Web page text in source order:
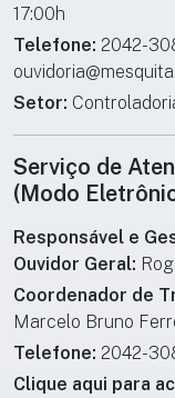
17:00h
Telefone: 2042-
Setor:
Serviço de
(Modo
Responsável e
Ouvidor Geral:
Coordenador de
Marcelo Bruno
Telefone: 2042-
Clique aqui para